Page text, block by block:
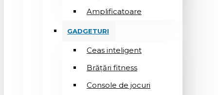
Amplificatoare
GADGETURI
Ceas inteligent
Brățări fitness
Console de jocuri